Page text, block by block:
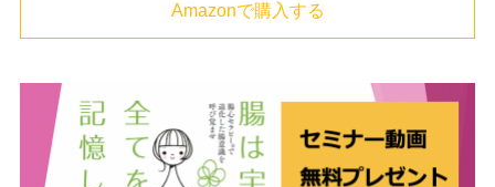
Amazonで購入する